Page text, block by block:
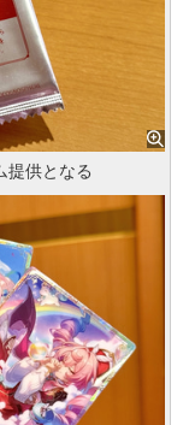
提供となる